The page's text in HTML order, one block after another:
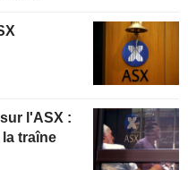
l'ASX :
traîne